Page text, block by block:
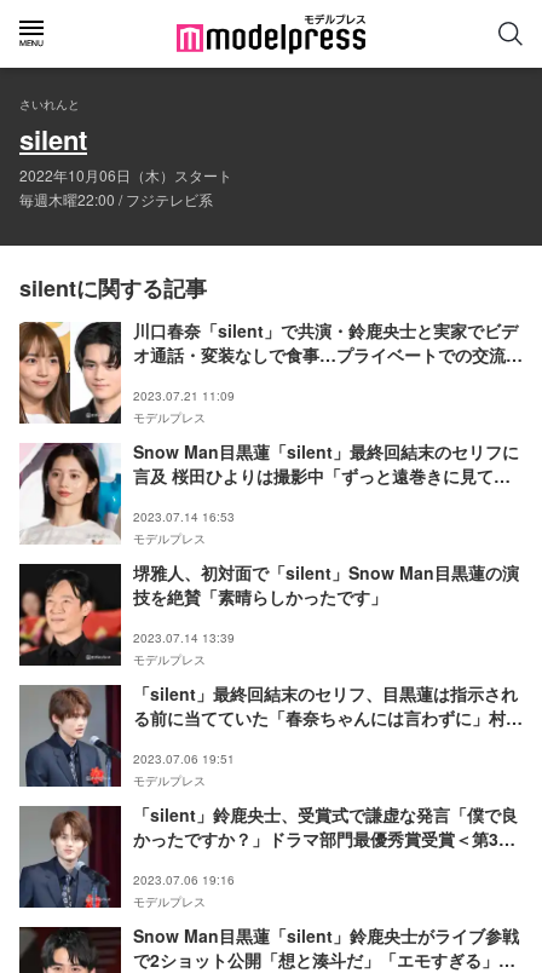
さいれんと
silent
2022年10月06日（木）スタート
毎週木曜22:00 / フジテレビ系
silentに関する記事
川口春奈「silent」で共演・鈴鹿央士と実家でビデ
オ通話・変装なしで食事…プライベートでの交流明
2023.07.21 11:09
モデルプレス
Snow Man目黒蓮「silent」最終回結末のセリフに
言及 桜田ひよりは撮影中「ずっと遠巻きに見て
2023.07.14 16:53
モデルプレス
堺雅人、初対面で「silent」Snow Man目黒蓮の演
技を絶賛「素晴らしかったです」
2023.07.14 13:39
モデルプレス
「silent」最終回結末のセリフ、目黒蓮は指示され
る前に当てていた「春奈ちゃんには言わずに」村瀬
ンプリ受賞式＞
2023.07.06 19:51
モデルプレス
「silent」鈴鹿央士、受賞式で謙虚な発言「僕で良
かったですか？」ドラマ部門最優秀賞受賞＜第39
2023.07.06 19:16
モデルプレス
Snow Man目黒蓮「silent」鈴鹿央士がライブ参戦
で2ショット公開「想と湊斗だ」「エモすぎる」と